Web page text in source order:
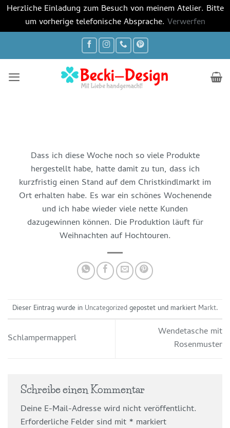
Herzliche Einladung zum Besuch von meinem Atelier. Bitte
um vorherige telefonische Absprache. Verwerfen
Dass ich diese Woche noch so viele Produkte
hergestellt habe, hatte damit zu tun, dass ich
kurzfristig einen Stand auf dem Christkindlmarkt im
Ort erhalten habe. Es war ein schönes Wochenende
und ich habe wieder viele nette Kunden
dazugewinnen können. Die Produktion läuft für
Weihnachten auf Hochtouren.
Dieser Eintrag wurde in Uncategorizedgepostet und markiert Markt.
Schlampermapperl
Wendetasche mit
Rosenmuster
Schreibe einen Kommentar
Deine E-Mail-Adresse wird nicht veröffentlicht.
Erforderliche Felder sind mit * markiert